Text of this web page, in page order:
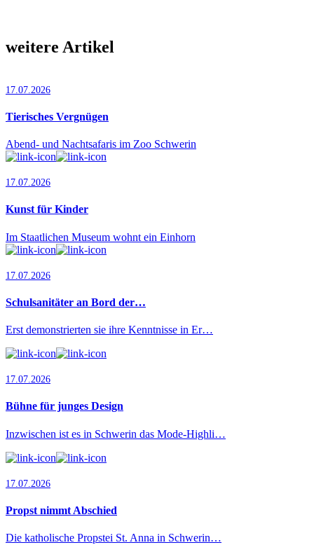
weitere Artikel
17.07.2026
Tierisches Vergnügen
Abend- und Nachtsafaris im Zoo Schwerin
17.07.2026
Kunst für Kinder
Im Staatlichen Museum wohnt ein Einhorn
17.07.2026
Schulsanitäter an Bord der…
Erst demonstrierten sie ihre Kenntnisse in Er…
17.07.2026
Bühne für junges Design
Inzwischen ist es in Schwerin das Mode-Highli…
17.07.2026
Propst nimmt Abschied
Die katholische Propstei St. Anna in Schwerin…